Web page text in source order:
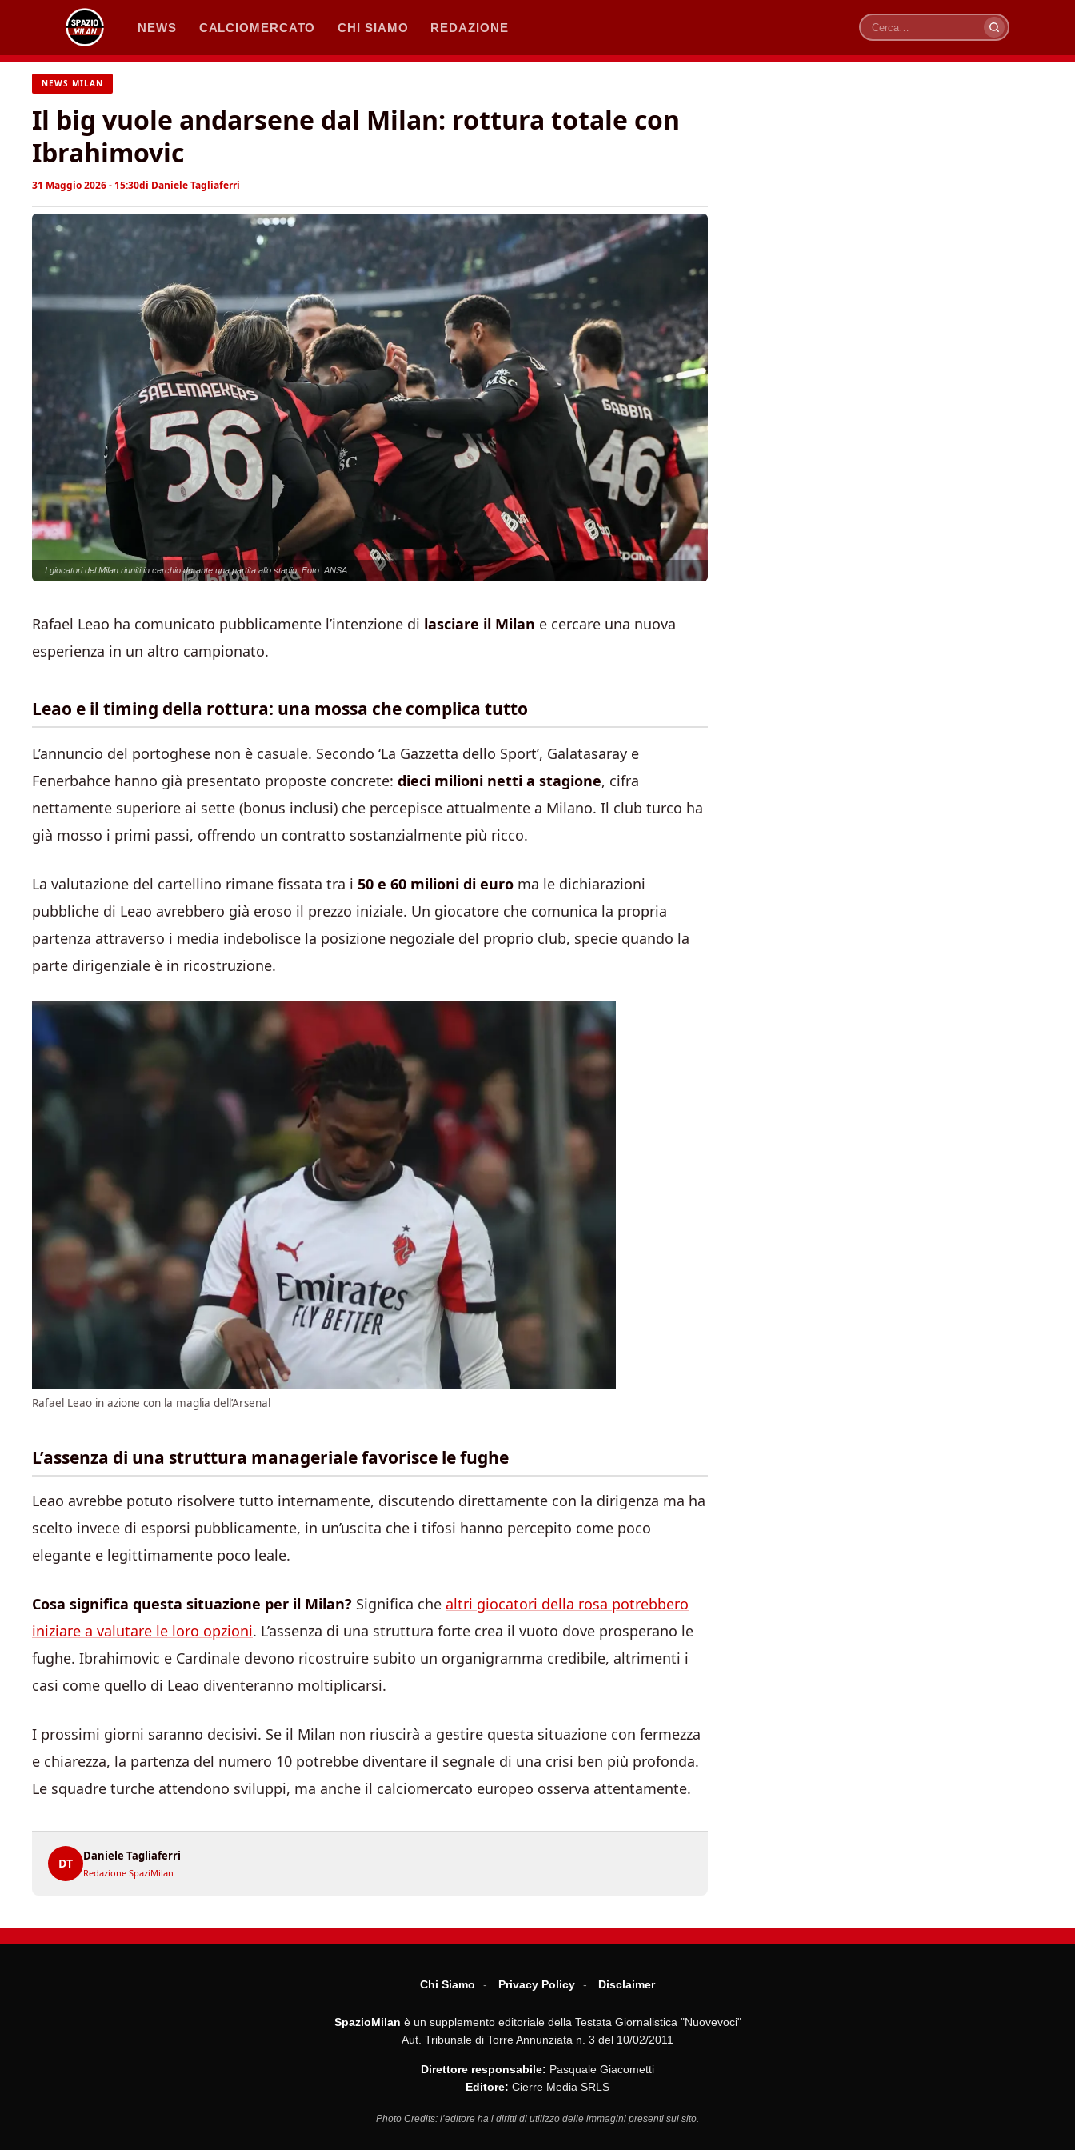
contenuto
NEWS CALCIOMERCATO CHI SIAMO REDAZIONE
Cerca
NEWS MILAN
Il big vuole andarsene dal Milan: rottura totale con
Ibrahimovic
31 Maggio 2026 - 15:30di Daniele Tagliaferri
I giocatori del Milan riuniti in cerchio durante una partita allo stadio. Foto: ANSA
Rafael Leao ha comunicato pubblicamente l’intenzione di lasciare il Milan e cercare una nuova
esperienza in un altro campionato.
Leao e il timing della rottura: una mossa che complica tutto
L’annuncio del portoghese non è casuale. Secondo ‘La Gazzetta dello Sport’, Galatasaray e
Fenerbahce hanno già presentato proposte concrete: dieci milioni netti a stagione, cifra
nettamente superiore ai sette (bonus inclusi) che percepisce attualmente a Milano. Il club turco ha
già mosso i primi passi, offrendo un contratto sostanzialmente più ricco.
La valutazione del cartellino rimane fissata tra i 50 e 60 milioni di euro ma le dichiarazioni
pubbliche di Leao avrebbero già eroso il prezzo iniziale. Un giocatore che comunica la propria
partenza attraverso i media indebolisce la posizione negoziale del proprio club, specie quando la
parte dirigenziale è in ricostruzione.
Rafael Leao in azione con la maglia dell’Arsenal
L’assenza di una struttura manageriale favorisce le fughe
Leao avrebbe potuto risolvere tutto internamente, discutendo direttamente con la dirigenza ma ha
scelto invece di esporsi pubblicamente, in un’uscita che i tifosi hanno percepito come poco
elegante e legittimamente poco leale.
Cosa significa questa situazione per il Milan? Significa che altri giocatori della rosa potrebbero
iniziare a valutare le loro opzioni. L’assenza di una struttura forte crea il vuoto dove prosperano le
fughe. Ibrahimovic e Cardinale devono ricostruire subito un organigramma credibile, altrimenti i
casi come quello di Leao diventeranno moltiplicarsi.
I prossimi giorni saranno decisivi. Se il Milan non riuscirà a gestire questa situazione con fermezza
e chiarezza, la partenza del numero 10 potrebbe diventare il segnale di una crisi ben più profonda.
Le squadre turche attendono sviluppi, ma anche il calciomercato europeo osserva attentamente.
DT
Daniele Tagliaferri
Redazione SpaziMilan
Chi Siamo Privacy Policy Disclaimer
SpazioMilan è un supplemento editoriale della Testata Giornalistica "Nuovevoci"
Aut. Tribunale di Torre Annunziata n. 3 del 10/02/2011
Direttore responsabile: Pasquale Giacometti
Editore: Cierre Media SRLS
Photo Credits: l’editore ha i diritti di utilizzo delle immagini presenti sul sito.